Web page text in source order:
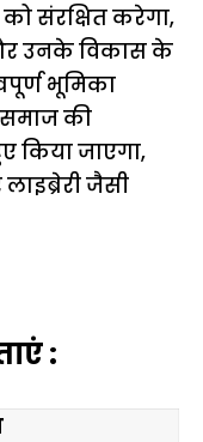
संरक्षित करेगा,
उनके विकास के
भूमिका
समाज की
किया जाएगा,
जैसी
: